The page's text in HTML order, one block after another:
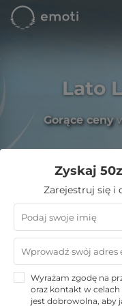
Lato
Gorące ceny
Filtruj
Emoti » Noclegi w
Końska Dolina
Końska
Beskidzie Niskie
Zyskaj
Zarejestruj się i
Wyrażam zgodę na
oraz kontakt w
jest dobrowolna, aby